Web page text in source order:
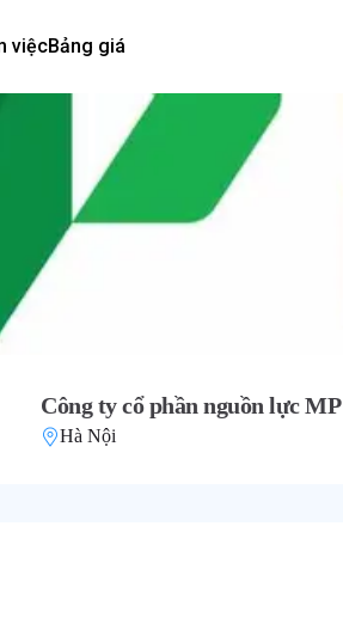
việcBảng giá
Công ty cổ phần nguồn lực MP
Hà Nội